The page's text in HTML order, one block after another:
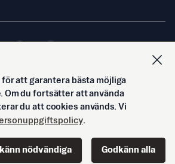
AB2026
att garantera bästa möjliga
Om du fortsätter att använda
du att cookies används. Vi
.
nödvändiga Godkänn alla